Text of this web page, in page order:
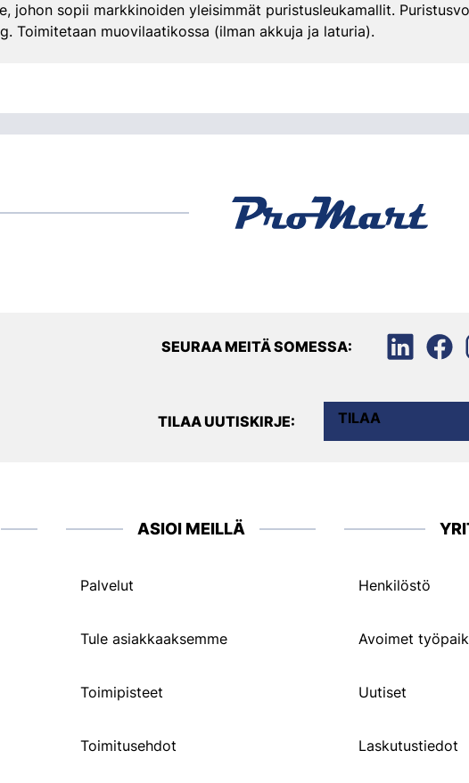
johon sopii markkinoiden yleisimmät puristusleukamallit.
Toimitetaan muovilaatikossa (ilman akkuja ja laturia).
SEURAA MEITÄ SOMESSA:
TILAA UUTISKIRJE: TILAA
ASIOI MEILLÄ
Palvelut
Tule asiakkaaksemme
Toimipisteet
Toimitusehdot
Henkilöstö
Avoimet
Uutiset
Laskutustiedot